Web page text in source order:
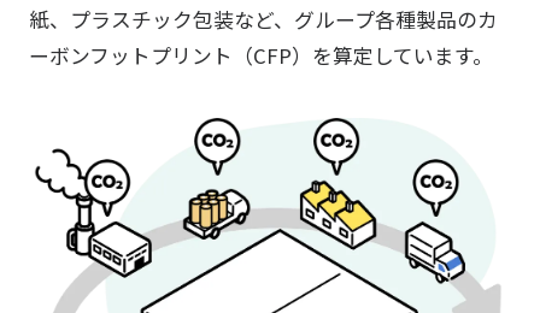
紙、プラスチック包装など、グループ各種製品のカ
ーボンフットプリント（CFP）を算定しています。